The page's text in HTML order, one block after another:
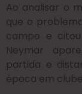
Ao analisar o
que o
campo e
Neymar
partida e
época em